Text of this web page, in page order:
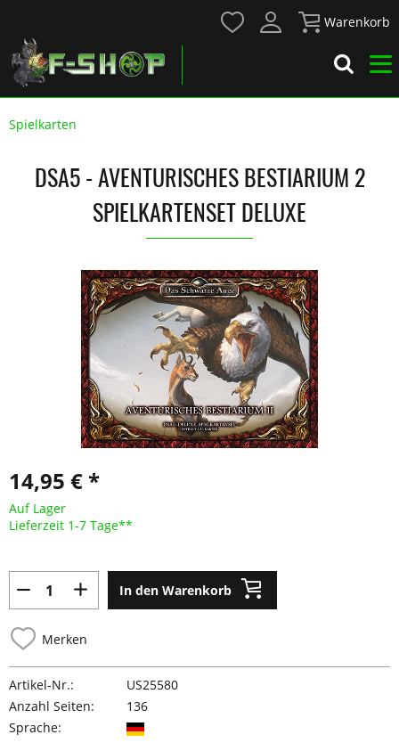
Warenkorb
Spielkarten
DSA5 - AVENTURISCHES BESTIARIUM 2
SPIELKARTENSET DELUXE
14,95 € *
Auf Lager
Lieferzeit 1-7 Tage**
In den Warenkorb
Merken
Artikel-Nr.:
US25580
Anzahl Seiten:
136
Sprache: